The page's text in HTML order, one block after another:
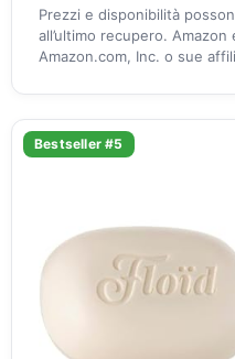
Prezzi e disponibilità
all’ultimo recupero.
Amazon.com, Inc. o sue
Bestseller #5